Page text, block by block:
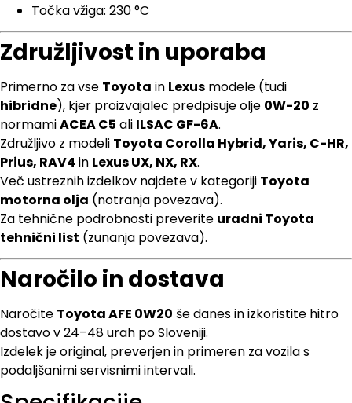
Točka vžiga: 230 °C
Združljivost in uporaba
Primerno za vse Toyota in Lexus modele (tudi
hibridne), kjer proizvajalec predpisuje olje 0W-20 z
normamiACEA C5 ali ILSAC GF-6A.
Združljivo z modeli Toyota Corolla Hybrid, Yaris, C-HR,
Prius, RAV4 in Lexus UX, NX, RX.
Več ustreznih izdelkov najdete v kategoriji Toyota
motorna olja (notranja povezava).
Za tehnične podrobnosti preverite uradni Toyota
tehnični list (zunanja povezava).
Naročilo in dostava
Naročite Toyota AFE 0W20 še danes in izkoristite hitro
dostavo v 24–48 urah po Sloveniji.
Izdelek je original, preverjen in primeren za vozila s
podaljšanimi servisnimi intervali.